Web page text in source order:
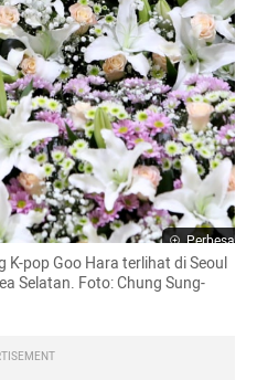
Perbesar
pop Goo Hara terlihat di Seoul
Selatan. Foto: Chung Sung-